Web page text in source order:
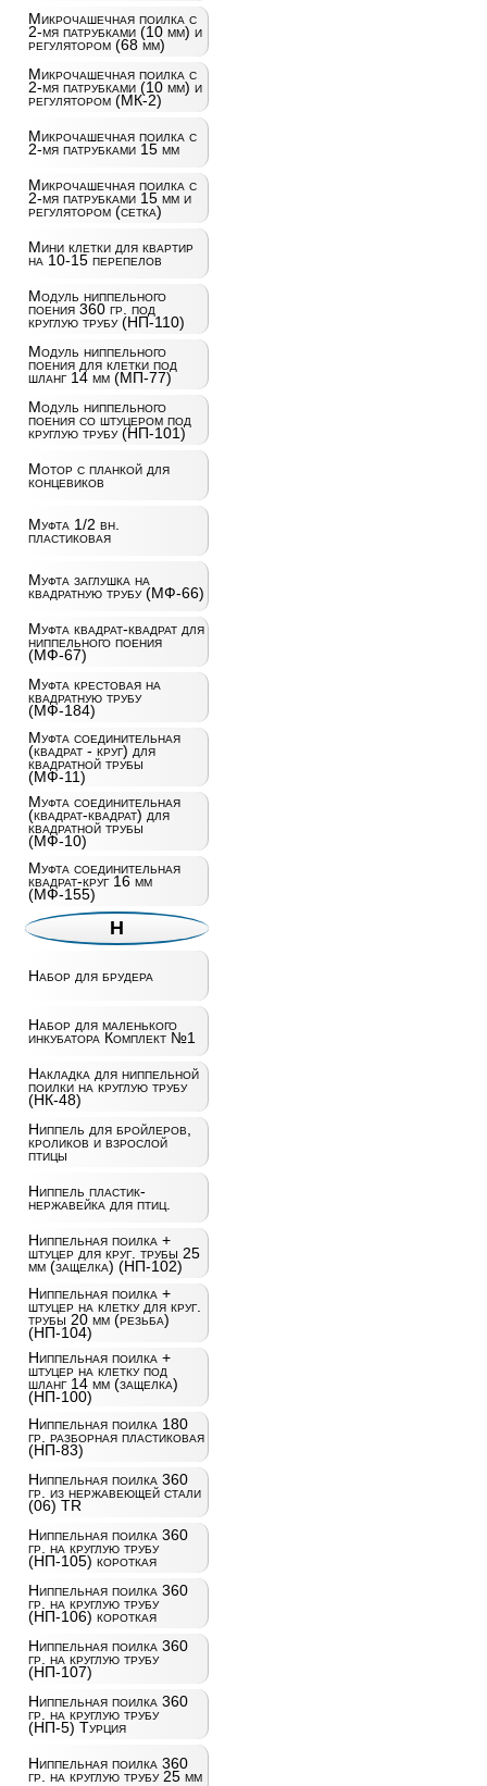
Микрочашечная поилка с
2-мя патрубками (10 мм) и
регулятором (68 мм)
Микрочашечная поилка с
2-мя патрубками (10 мм) и
регулятором (МК-2)
Микрочашечная поилка с
2-мя патрубками 15 мм
Микрочашечная поилка с
2-мя патрубками 15 мм и
регулятором (сетка)
Мини клетки для квартир
на 10-15 перепелов
Модуль ниппельного
поения 360 гр. под
круглую трубу (НП-110)
Модуль ниппельного
поения для клетки под
шланг 14 мм (МП-77)
Модуль ниппельного
поения со штуцером под
круглую трубу (НП-101)
Мотор с планкой для
концевиков
Муфта 1/2 вн.
пластиковая
Муфта заглушка на
квадратную трубу (МФ-66)
Муфта квадрат-квадрат для
ниппельного поения
(МФ-67)
Муфта крестовая на
квадратную трубу
(МФ-184)
Муфта соединительная
(квадрат - круг) для
квадратной трубы
(МФ-11)
Муфта соединительная
(квадрат-квадрат) для
квадратной трубы
(МФ-10)
Муфта соединительная
квадрат-круг 16 мм
(МФ-155)
Н
Набор для брудера
Набор для маленького
инкубатора Комплект №1
Накладка для ниппельной
поилки на круглую трубу
(НК-48)
Ниппель для бройлеров,
кроликов и взрослой
птицы
Ниппель пластик-
нержавейка для птиц.
Ниппельная поилка +
штуцер для круг. трубы 25
мм (защелка) (НП-102)
Ниппельная поилка +
штуцер на клетку для круг.
трубы 20 мм (резьба)
(НП-104)
Ниппельная поилка +
штуцер на клетку под
шланг 14 мм (защелка)
(НП-100)
Ниппельная поилка 180
гр. разборная пластиковая
(НП-83)
Ниппельная поилка 360
гр. из нержавеющей стали
(06) TR
Ниппельная поилка 360
гр. на круглую трубу
(НП-105) короткая
Ниппельная поилка 360
гр. на круглую трубу
(НП-106) короткая
Ниппельная поилка 360
гр. на круглую трубу
(НП-107)
Ниппельная поилка 360
гр. на круглую трубу
(НП-5) Турция
Ниппельная поилка 360
гр. на круглую трубу 25 мм